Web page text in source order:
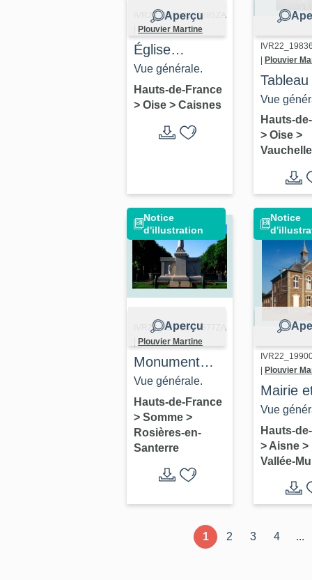
Aperçu
IVR22_19836000285ZA
Plouvier Martine
Église
paroissiale et
cimetière
Saint-Lucien
de Caisnes
Vue générale.
Hauts-de-France
> Oise > Caisnes
| Plouvier
Tableau
Vue
Hauts-
> Oise >
Notice
d'illustration
Aperçu
IVR22_19948000577ZA
Plouvier Martine
Monument
aux morts de
Rosières-en-
Santerre
Vue générale.
Hauts-de-France
> Somme >
Rosières-en-
Santerre
Notice
Plouvier
Mairie
école
de La
Mulâtre
Vue
Hauts-
> Aisne >
Vallée-
1 2 3 4 ...